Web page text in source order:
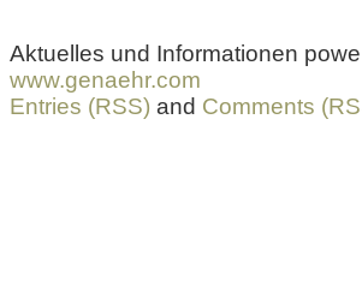
Aktuelles und Informationen
www.genaehr.com
Entries (RSS) and Comments